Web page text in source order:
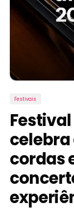
Festivais
cordas